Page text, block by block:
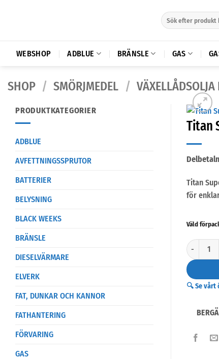
Sök
efter:
WEBSHOP ADBLUE BRÄNSLE GAS
SHOP / SMÖRJMEDEL / VÄXELLÅDSOLJA
PRODUKTKATEGORIER
ADBLUE
AVFETTNINGSSPRUTOR
BATTERIER
BELYSNING
BLACK WEEKS
BRÄNSLE
DIESELVÄRMARE
ELVERK
FAT, DUNKAR OCH KANNOR
FATHANTERING
FÖRVARING
GAS
Titan
Titan
för
Väld
Titan
🔍 Se vårt